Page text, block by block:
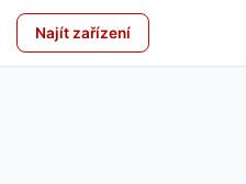
Najít zařízení